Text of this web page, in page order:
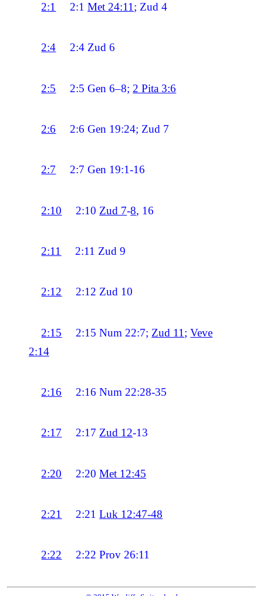
2:1 2:1Met 24:11 ; Zud 4
2:4 2:4 Zud 6
2:5 2:5Gen 6–8; 2 Pita 3:6
2:6 2:6Gen 19:24; Zud 7
2:7 2:7Gen 19:1-16
2:10 2:10 Zud 7-8, 16
2:11 2:11 Zud 9
2:12 2:12 Zud 10
2:15 2:15Num 22:7; Zud 11 ;Veve
2:14
2:16 2:16Num 22:28-35
2:17 2:17 Zud 12-13
2:20 2:20Met 12:45
2:21 2:21Luk 12:47-48
2:22 2:22Prov 26:11